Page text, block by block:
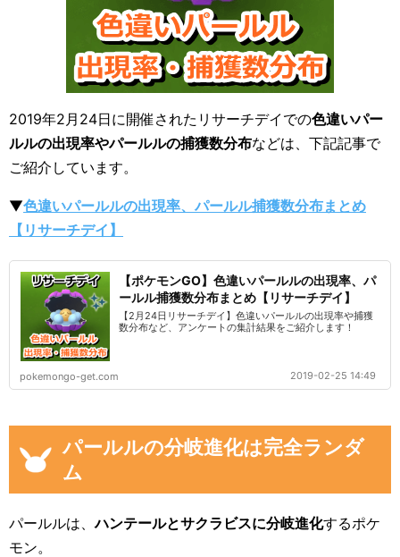
2019年2月24日に開催されたリサーチデイでの色違いパー
ルルの出現率やパールルの捕獲数分布などは、下記記事で
ご紹介しています。
▼色違いパールルの出現率、パールル捕獲数分布まとめ
【リサーチデイ】
【ポケモンGO】色違いパールルの出現率、パ
ールル捕獲数分布まとめ【リサーチデイ】
【2月24日リサーチデイ】色違いパールルの出現率や捕獲
数分布など、アンケートの集計結果をご紹介します！
pokemongo-get.com 2019-02-25 14:49
パールルの分岐進化は完全ランダ
ム
パールルは、ハンテールとサクラビスに分岐進化するポケ
モン。